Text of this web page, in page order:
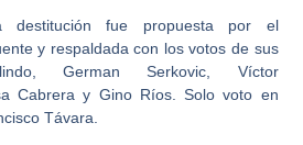
destitución fue propuesta por el
y respaldada con los votos de sus
,German Serkovic, Víctor
Cabrera y Gino Ríos. Solo voto en
Távara.